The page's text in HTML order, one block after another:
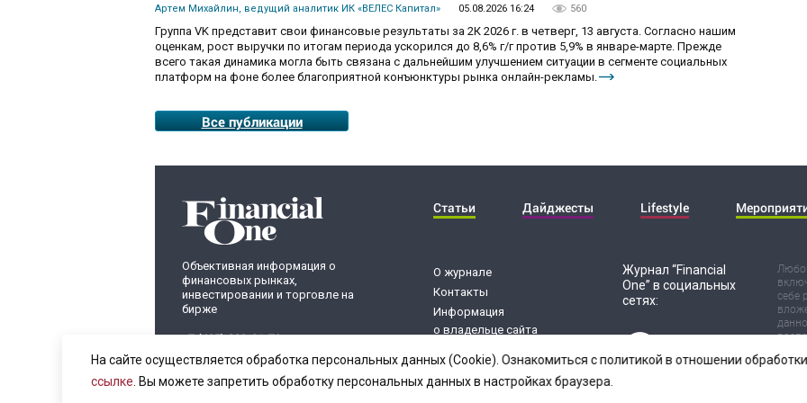
Артем Михайлин, ведущий аналитик ИК «ВЕЛЕС Капитал» 05.08.2026 16:24 560
Группа VK представит свои финансовые результаты за 2К 2026 г. в четверг, 13 августа. Согласно нашим
оценкам, рост выручки по итогам периода ускорился до 8,6% г/г против 5,9% в январе-марте. Прежде
всего такая динамика могла быть связана с дальнейшим улучшением ситуации в сегменте социальных
платформ на фоне более благоприятной конъюнктуры рынка онлайн-рекламы.
Все публикации
Объективная информация о
финансовых рынках,
инвестировании и торговле на
бирже
+7 (495) 899-01-70
info@fomag.ru
Статьи Дайджесты Lifestyle
О журнале
Контакты
Информация
о владельце сайта
персональных данных
Журнал “Financial
One” в социальных
сетях:
себе
риск
На сайте осуществляется обработка персональных данных (Cookie). Ознакомиться с политикой в отношении
ссылке . Вы можете запретить обработку персональных данных в настройках браузера.